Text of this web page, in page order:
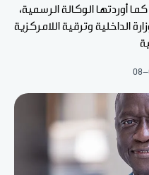
أوردتها الوكالة الرسمية،
الداخلية وترقية اللامركزية
08-